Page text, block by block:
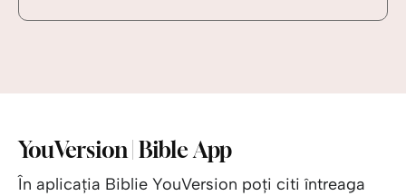
YouVersion | Bible App
În aplicația Biblie YouVersion poți citi întreaga